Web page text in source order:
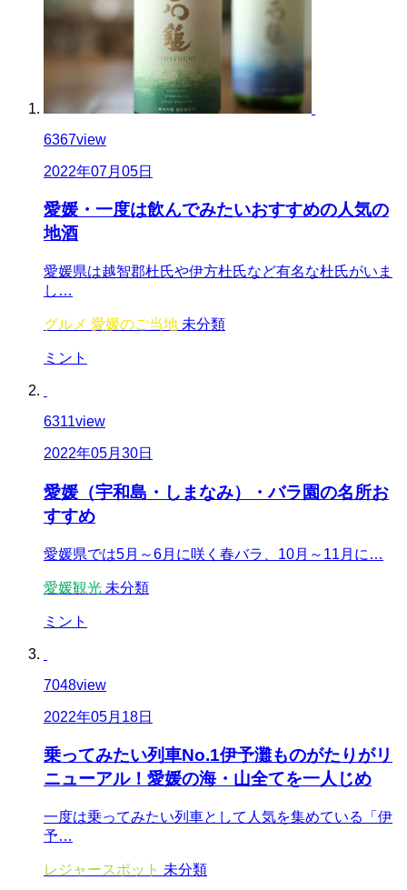
6367view
2022年07月05日
愛媛・一度は飲んでみたいおすすめの人気の
地酒
愛媛県は越智郡杜氏や伊方杜氏など有名な杜氏がいま
し…
グルメ 愛媛のご当地 未分類
ミント
6311view
2022年05月30日
愛媛（宇和島・しまなみ）・バラ園の名所お
すすめ
愛媛県では5月～6月に咲く春バラ、10月～11月に…
愛媛観光 未分類
ミント
7048view
2022年05月18日
乗ってみたい列車No.1伊予灘ものがたりがリ
ニューアル！愛媛の海・山全てを一人じめ
一度は乗ってみたい列車として人気を集めている「伊
予…
レジャースポット 未分類